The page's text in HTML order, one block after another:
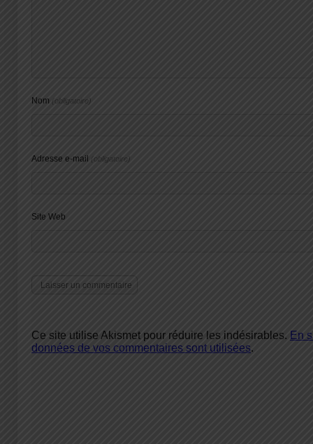
Nom (obligatoire)
Adresse e-mail (obligatoire)
Site Web
Ce site utilise Akismet pour réduire les indésirables. En
données de vos commentaires sont utilisées.